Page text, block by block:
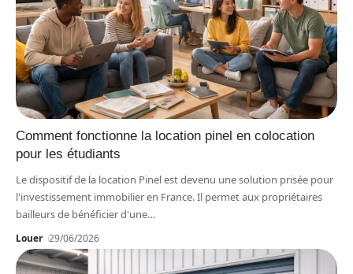
Comment fonctionne la location pinel en colocation
pour les étudiants
Le dispositif de la location Pinel est devenu une solution prisée pour
l'investissement immobilier en France. Il permet aux propriétaires
bailleurs de bénéficier d'une…
Louer 29/06/2026